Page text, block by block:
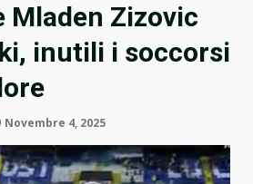
Mladen Zizovic
inutili i soccorsi
Novembre 4, 2025